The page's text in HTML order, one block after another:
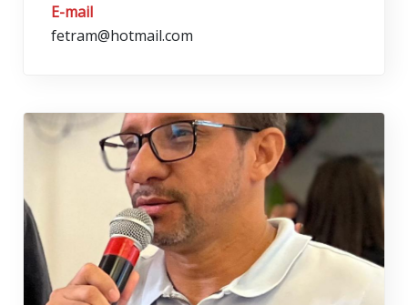
E-mail
fetram@hotmail.com